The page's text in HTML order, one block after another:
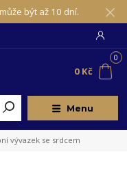
být až 10 dní.
Menu
0
0 Kč
vývazek se srdcem